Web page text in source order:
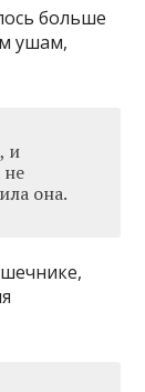
больше
ушам,
и
не
она.